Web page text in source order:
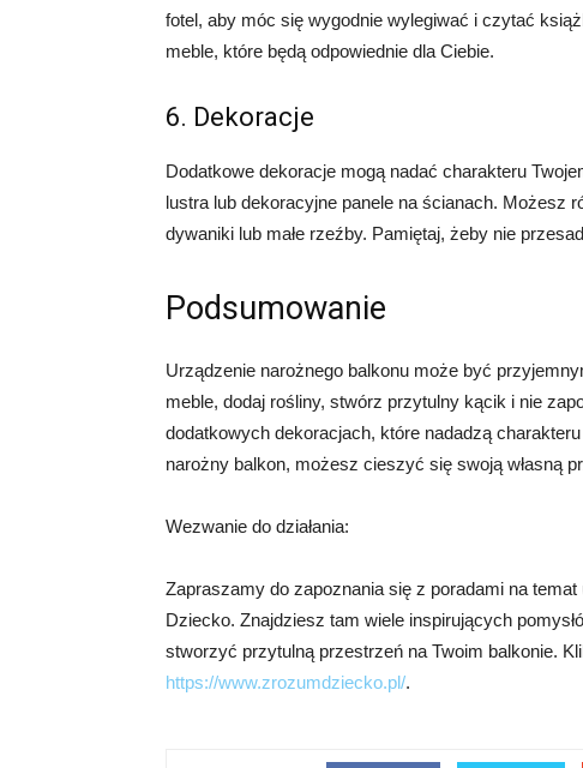
fotel, aby móc się wygodnie wylegiwać i czytać
meble, które będą odpowiednie dla Ciebie.
6. Dekoracje
Dodatkowe dekoracje mogą nadać charakteru
lustra lub dekoracyjne panele na ścianach. Możesz
dywaniki lub małe rzeźby. Pamiętaj, żeby nie
Podsumowanie
Urządzenie narożnego balkonu może być
meble, dodaj rośliny, stwórz przytulny kącik i nie
dodatkowych dekoracjach, które nadadzą
narożny balkon, możesz cieszyć się swoją własną
Wezwanie do działania:
Zapraszamy do zapoznania się z poradami na
Dziecko. Znajdziesz tam wiele inspirujących
stworzyć przytulną przestrzeń na Twoim balkonie.
https://www.zrozumdziecko.pl/.